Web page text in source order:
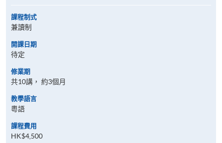
課程制式
兼讀制
開課日期
待定
修業期
共10講， 約3個月
教學語言
粵語
課程費用
HK$4,500